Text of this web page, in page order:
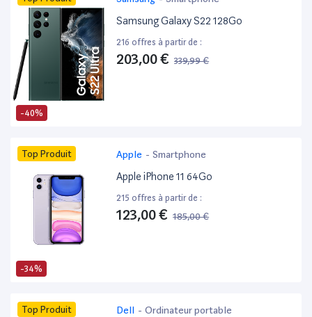
-40%
Samsung Galaxy S22 128Go
216 offres à partir de :
203,00 € 339,99 €
-34%
Top Produit Apple - Smartphone
Apple iPhone 11 64Go
215 offres à partir de :
123,00 € 185,00 €
Top Produit Dell - Ordinateur portable